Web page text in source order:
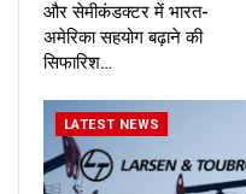
और सेमीकंडक्टर में भारत-
अमेरिका सहयोग बढ़ाने की
सिफारिश…
LATEST NEWS